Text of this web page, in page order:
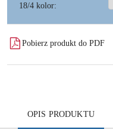
18/4 kolor:
Pobierz produkt do PDF
OPIS PRODUKTU